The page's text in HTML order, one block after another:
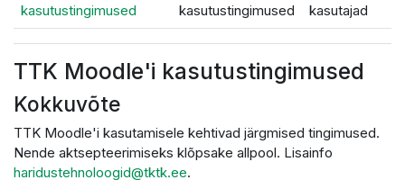
kasutustingimused
kasutustingimused
kasutajad
TTK Moodle'i kasutustingimused
Kokkuvõte
TTK Moodle'i kasutamisele kehtivad järgmised tingimused.
Nende aktsepteerimiseks klõpsake allpool. Lisainfo
haridustehnoloogid@tktk.ee.